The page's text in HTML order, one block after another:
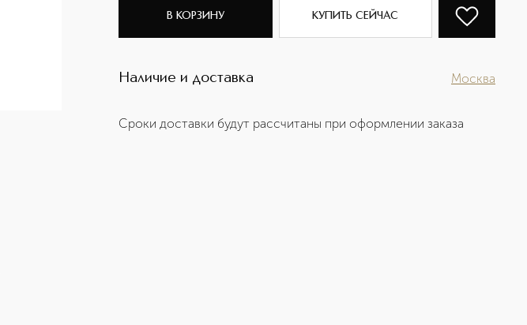
В КОРЗИНУ КУПИТЬ СЕЙЧАС
Наличие и доставка Москва
Сроки доставки будут рассчитаны при оформлении заказа